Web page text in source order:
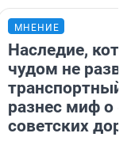
МНЕНИЕ
Наследие,
чудом не
транспортный
разнес миф о
советских